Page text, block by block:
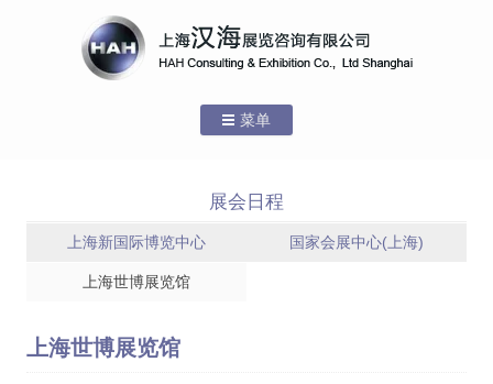
菜单
公司介绍
展会日程
上海新国际博览中心 国家会展中心(上海)
上海世博展览馆
上海世博展览馆